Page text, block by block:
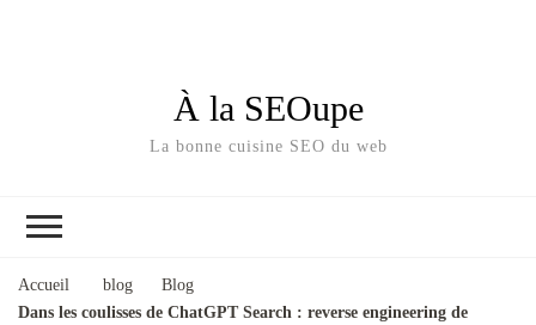
À la SEOupe
La bonne cuisine SEO du web
Accueil blog
Blog
Dans les coulisses de ChatGPT Search : reverse engineering de